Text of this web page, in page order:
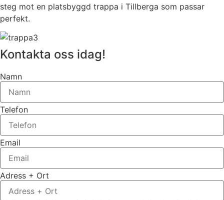
steg mot en platsbyggd trappa i Tillberga som passar
perfekt.
Kontakta oss idag!
Namn
Telefon
Email
Adress + Ort